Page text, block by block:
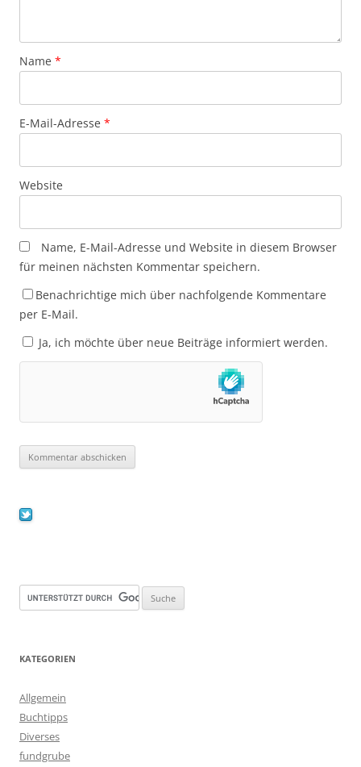
Name *
E-Mail-Adresse *
Website
Name, E-Mail-Adresse und Website in diesem Browser
für meinen nächsten Kommentar speichern.
Benachrichtige mich über nachfolgende Kommentare
per E-Mail.
Ja, ich möchte über neue Beiträge informiert werden.
KATEGORIEN
Allgemein
Buchtipps
Diverses
fundgrube